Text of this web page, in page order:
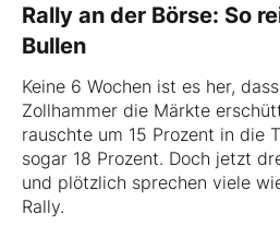
Rally an der Börse: So
Bullen
Keine 6 Wochen ist es her,
Zollhammer die Märkte
rauschte um 15 Prozent in die
sogar 18 Prozent. Doch jetzt
und plötzlich sprechen viele
Rally.